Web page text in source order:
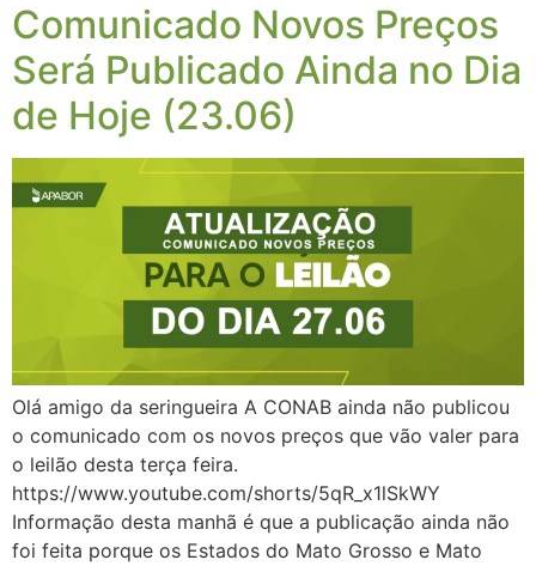
Comunicado Novos Preços
Será Publicado Ainda no Dia
de Hoje (23.06)
Olá amigo da seringueira A CONAB ainda não publicou
o comunicado com os novos preços que vão valer para
o leilão desta terça feira.
https://www.youtube.com/shorts/5qR_x1lSkWY
Informação desta manhã é que a publicação ainda não
foi feita porque os Estados do Mato Grosso e Mato